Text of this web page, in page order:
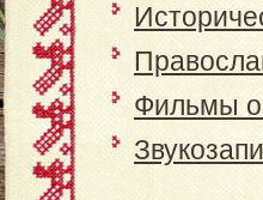
Фильмы о